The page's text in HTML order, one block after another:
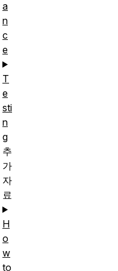
a
n
c
e
T
e
sti
n
g
추
가
자
료
H
o
w
to